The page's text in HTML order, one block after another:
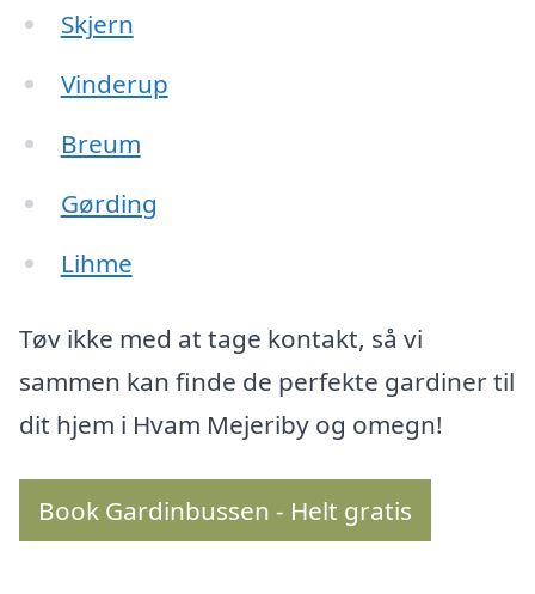
Skjern
Vinderup
Breum
Gørding
Lihme
Tøv ikke med at tage kontakt, så vi
sammen kan finde de perfekte gardiner til
dit hjem i Hvam Mejeriby og omegn!
Book Gardinbussen - Helt gratis